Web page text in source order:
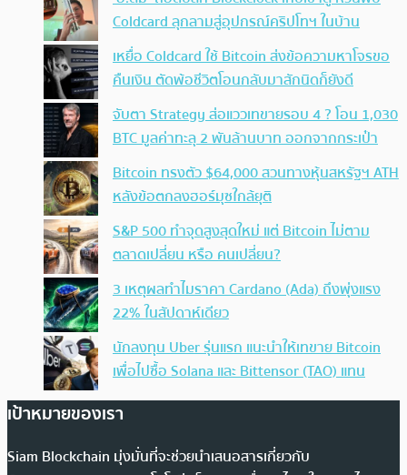
Coldcard ลุกลามสู่อุปกรณ์คริปโทฯ ในบ้าน
เหยื่อ Coldcard ใช้ Bitcoin ส่งข้อความหาโจรขอ
คืนเงิน ตัดพ้อชีวิตโอนกลับมาสักนิดก็ยังดี
จับตา Strategy ส่อแววเทขายรอบ 4 ? โอน 1,030
BTC มูลค่าทะลุ 2 พันล้านบาท ออกจากกระเป๋า
Bitcoin ทรงตัว $64,000 สวนทางหุ้นสหรัฐฯ ATH
หลังข้อตกลงฮอร์มุซใกล้ยุติ
S&P 500 ทำจุดสูงสุดใหม่ แต่ Bitcoin ไม่ตาม
ตลาดเปลี่ยน หรือ คนเปลี่ยน?
3 เหตุผลทำไมราคา Cardano (Ada) ถึงพุ่งแรง
22% ในสัปดาห์เดียว
นักลงทุน Uber รุ่นแรก แนะนำให้เทขาย Bitcoin
เพื่อไปซื้อ Solana และ Bittensor (TAO) แทน
เป้าหมายของเรา
Siam Blockchain มุ่งมั่นที่จะช่วยนำเสนอสารเกี่ยวกับ